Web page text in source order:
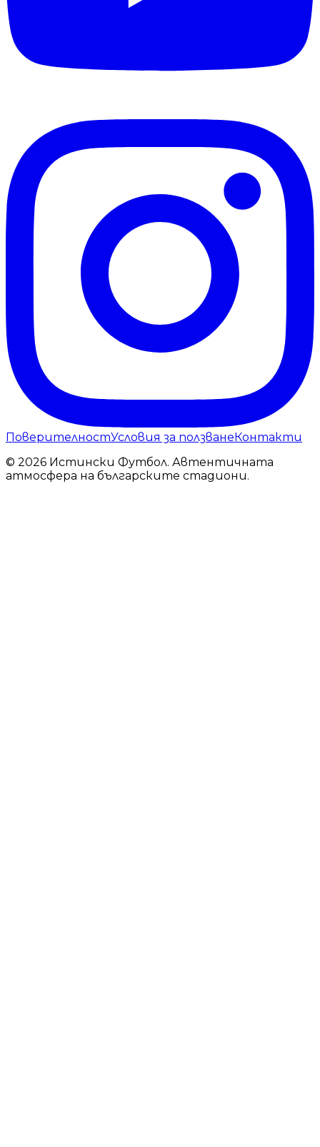
ПоверителностУсловия за ползванеКонтакти
© 2026 Истински Футбол. Автентичната
атмосфера на българските стадиони.